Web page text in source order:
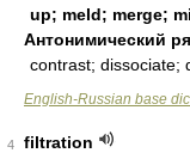
up; meld; merge;
Антонимический
contrast; dissociate;
English-Russian base
4
filtration